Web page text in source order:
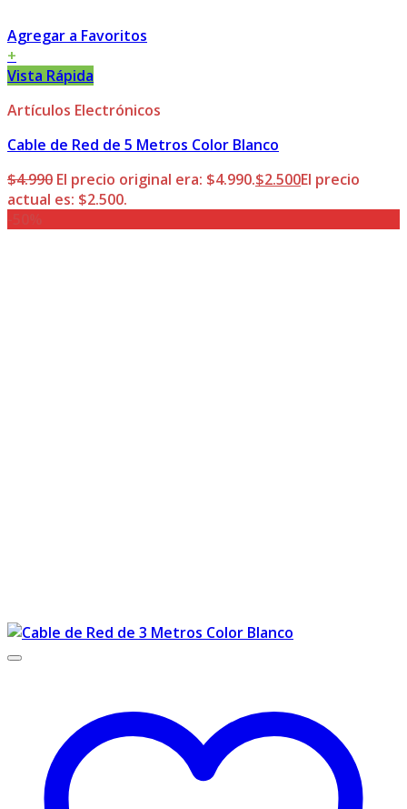
Agregar a Favoritos
+
Vista Rápida
Artículos Electrónicos
Cable de Red de 5 Metros Color Blanco
$4.990 El precio original era: $4.990.$2.500El precio
actual es: $2.500.